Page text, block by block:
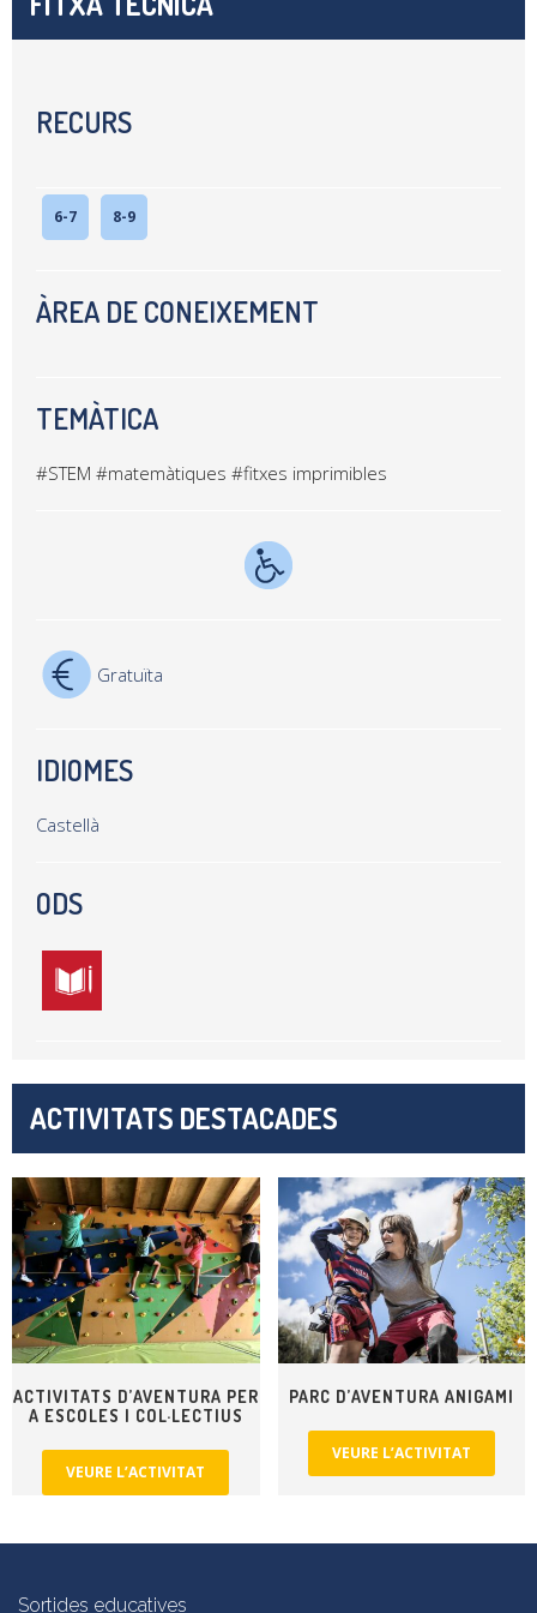
RECURS
6-7 8-9
ÀREA DE CONEIXEMENT
TEMÀTICA
#STEM #matemàtiques #fitxes imprimibles
Gratuïta
IDIOMES
Castellà
ODS
ACTIVITATS DESTACADES
ACTIVITATS D’AVENTURA PER
A ESCOLES I COL·LECTIUS
VEURE L’ACTIVITAT
PARC D’AVENTURA ANIGAMI
VEURE L’ACTIVITAT
Sortides educatives